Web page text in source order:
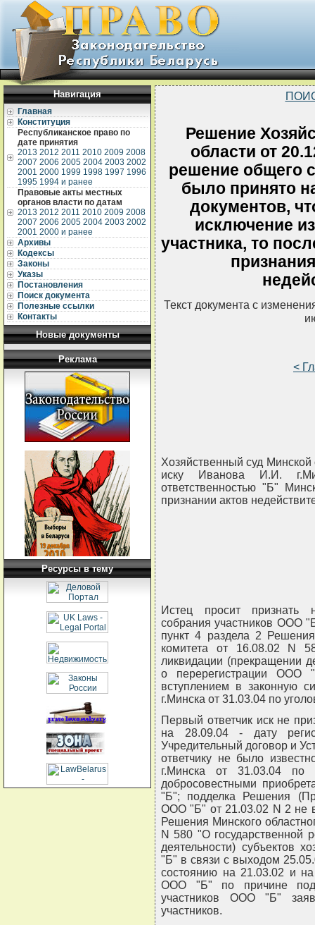
Навигация
Главная
Конституция
Республиканское право по
дате принятия
2013 2012 2011 2010 2009 2008
2007 2006 2005 2004 2003 2002
2001 2000 1999 1998 1997 1996
1995 1994 и ранее
Правовые акты местных
органов власти по датам
2013 2012 2011 2010 2009 2008
2007 2006 2005 2004 2003 2002
2001 2000 и ранее
Архивы
Кодексы
Законы
Указы
Постановления
Поиск документа
Полезные ссылки
Контакты
Новые документы
Реклама
Ресурсы в тему
Решение
области от
решение общего
было принято
документов,
исключение
участника, то
Текст документа с
<
Хозяйственный суд
иску Иванова И.И.
ответственностью "Б"
признании актов
Истец просит признать
собрания участников ООО
пункт 4 раздела 2 Решения
комитета от 16.08.02 N
ликвидации (прекращении
о перерегистрации ООО
вступлением в законную
г.Минска от 31.03.04 по
Первый ответчик иск не
на 28.09.04 - дату
Учредительный договор и
ответчику не было
г.Минска от 31.03.04
добросовестными
"Б"; подделка Решения
ООО "Б" от 21.03.02 N 2 не
Решения Минского
N 580 "О государственной
деятельности) субъектов
"Б" в связи с выходом
состоянию на 21.03.02 и
ООО "Б" по причине
участников ООО "Б"
участников.